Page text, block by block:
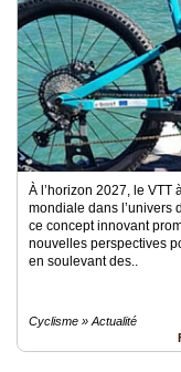
À l’horizon 2027, le
mondiale dans l’univers
ce concept innovant
nouvelles perspectives
en soulevant des..
Cyclisme » Actualité